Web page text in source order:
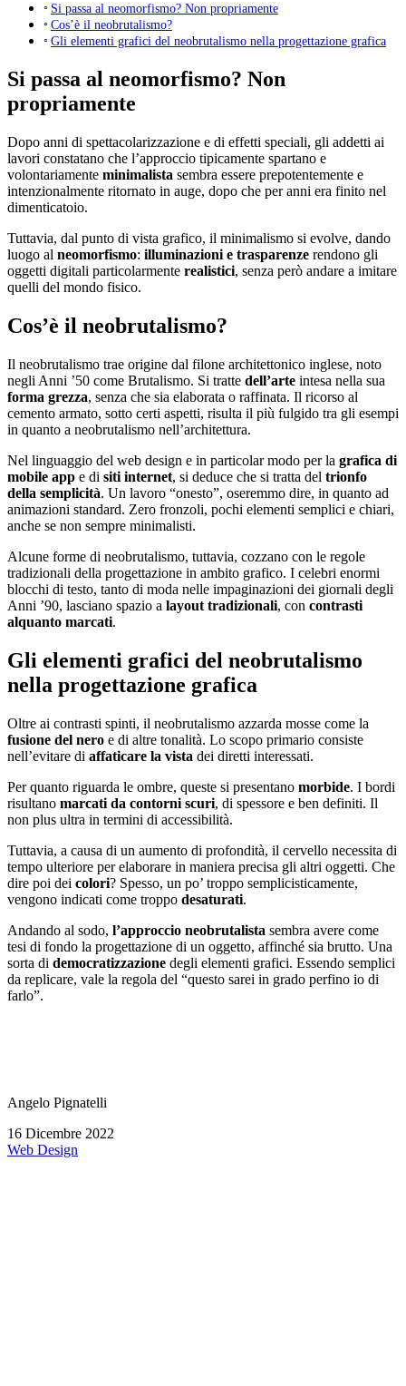
Si passa al neomorfismo? Non propriamente
Cos’è il neobrutalismo?
Gli elementi grafici del neobrutalismo nella progettazione grafica
Si passa al neomorfismo? Non
propriamente
Dopo anni di spettacolarizzazione e di effetti speciali, gli addetti ai
lavori constatano che l’approccio tipicamente spartano e
volontariamente minimalista sembra essere prepotentemente e
intenzionalmente ritornato in auge, dopo che per anni era finito nel
dimenticatoio.
Tuttavia, dal punto di vista grafico, il minimalismo si evolve, dando
luogo al neomorfismo: illuminazioni e trasparenze rendono gli
oggetti digitali particolarmente realistici, senza però andare a imitare
quelli del mondo fisico.
Cos’è il neobrutalismo?
Il neobrutalismo trae origine dal filone architettonico inglese, noto
negli Anni ’50 come Brutalismo. Si tratte dell’arte intesa nella sua
forma grezza, senza che sia elaborata o raffinata. Il ricorso al
cemento armato, sotto certi aspetti, risulta il più fulgido tra gli esempi
in quanto a neobrutalismo nell’architettura.
Nel linguaggio del web design e in particolar modo per la grafica di
mobile app e di siti internet, si deduce che si tratta del trionfo
della semplicità. Un lavoro “onesto”, oseremmo dire, in quanto ad
animazioni standard. Zero fronzoli, pochi elementi semplici e chiari,
anche se non sempre minimalisti.
Alcune forme di neobrutalismo, tuttavia, cozzano con le regole
tradizionali della progettazione in ambito grafico. I celebri enormi
blocchi di testo, tanto di moda nelle impaginazioni dei giornali degli
Anni ’90, lasciano spazio a layout tradizionali, con contrasti
alquanto marcati.
Gli elementi grafici del neobrutalismo
nella progettazione grafica
Oltre ai contrasti spinti, il neobrutalismo azzarda mosse come la
fusione del nero e di altre tonalità. Lo scopo primario consiste
nell’evitare di affaticare la vista dei diretti interessati.
Per quanto riguarda le ombre, queste si presentano morbide. I bordi
risultano marcati da contorni scuri, di spessore e ben definiti. Il
non plus ultra in termini di accessibilità.
Tuttavia, a causa di un aumento di profondità, il cervello necessita di
tempo ulteriore per elaborare in maniera precisa gli altri oggetti. Che
dire poi dei colori? Spesso, un po’ troppo semplicisticamente,
vengono indicati come troppo desaturati.
Andando al sodo, l’approccio neobrutalista sembra avere come
tesi di fondo la progettazione di un oggetto, affinché sia brutto. Una
sorta di democratizzazione degli elementi grafici. Essendo semplici
da replicare, vale la regola del “questo sarei in grado perfino io di
farlo”.
Angelo Pignatelli
16 Dicembre 2022
Web Design